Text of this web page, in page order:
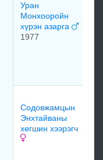
Уран
Монхооройн
хүрэн азарга
1977
Содовжамцын
Энхтайваны
хөгшин хээрэгч